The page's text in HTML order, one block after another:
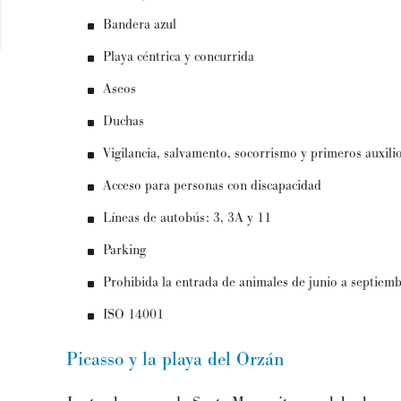
Bandera azul
Playa céntrica y concurrida
Aseos
Duchas
Vigilancia, salvamento, socorrismo y primeros
Acceso para personas con discapacidad
Líneas de autobús: 3, 3A y 11
Parking
Prohibida la entrada de animales de junio a
ISO 14001
Picasso y la playa del Orzán